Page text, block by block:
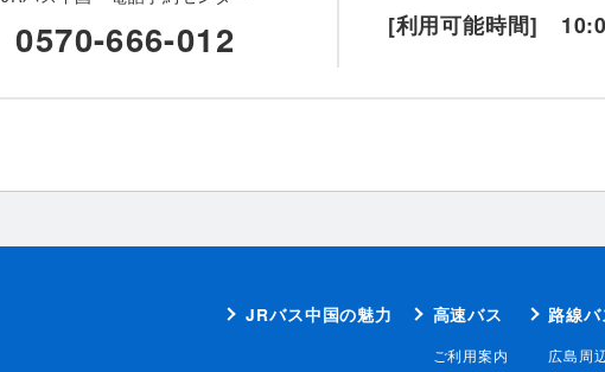
0570-666-012 [利用可能時間]
JRバス中国の魅力 高速バス
ご利用案内
路線
広島周